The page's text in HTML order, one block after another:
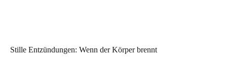
Stille Entzündungen: Wenn der Körper brennt